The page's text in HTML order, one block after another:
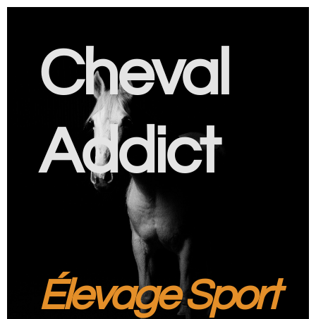
Cheval
Addict
Élevage Sport